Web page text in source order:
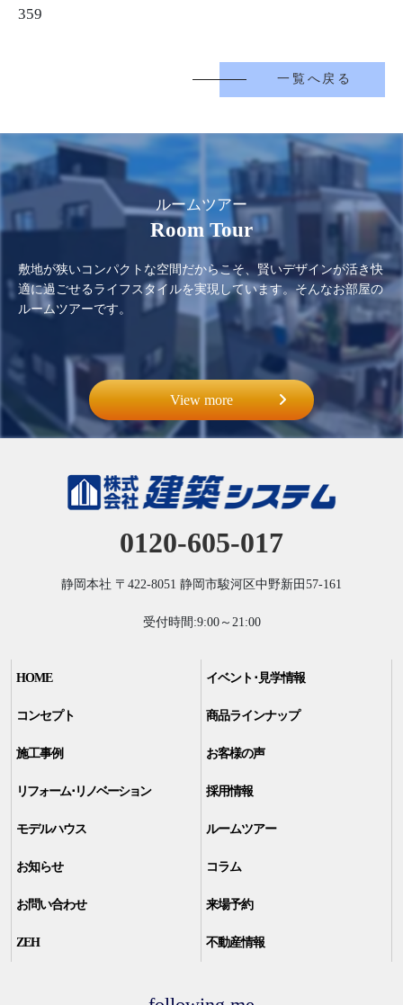
359
一覧へ戻る
View more
ルームツアー
Room Tour
敷地が狭いコンパクトな空間だからこそ、賢いデザインが活き快
適に過ごせるライフスタイルを実現しています。そんなお部屋の
ルームツアーです。
0120-605-017
静岡本社 〒422-8051 静岡市駿河区中野新田57-161
受付時間:9:00～21:00
HOME イベント･見学情報
コンセプト 商品ラインナップ
施工事例 お客様の声
リフォーム･リノベーション 採用情報
モデルハウス ルームツアー
お知らせ コラム
お問い合わせ 来場予約
ZEH 不動産情報